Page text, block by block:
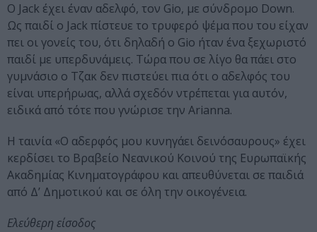
Ο Jack έχει έναν αδελφό, τον Gio, με σύνδρομο Down.
Ως παιδί ο Jack πίστευε το τρυφερό ψέμα που του είχαν
πει οι γονείς του, ότι δηλαδή ο Gio ήταν ένα ξεχωριστό
παιδί με υπερδυνάμεις. Τώρα που σε λίγο θα πάει στο
γυμνάσιο ο Τζακ δεν πιστεύει πια ότι ο αδελφός του
είναι υπερήρωας, αλλά σχεδόν ντρέπεται για αυτόν,
ειδικά από τότε που γνώρισε την Arianna.
Η ταινία «Ο αδερφός μου κυνηγάει δεινόσαυρους» έχει
κερδίσει το Βραβείο Νεανικού Κοινού της Ευρωπαϊκής
Ακαδημίας Κινηματογράφου και απευθύνεται σε παιδιά
από Δ’ Δημοτικού και σε όλη την οικογένεια.
Ελεύθερη είσοδος